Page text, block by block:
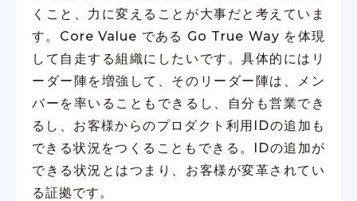
くこと、力に変えることが大事だと考えていま
す。Core Value である Go True Way を体現
して自走する組織にしたいです。具体的にはリ
ーダー陣を増強して、そのリーダー陣は、メン
バーを率いることもできるし、自分も営業でき
るし、お客様からのプロダクト利用IDの追加も
できる状況をつくることもできる。IDの追加が
できる状況とはつまり、お客様が変革されてい
る証拠です。